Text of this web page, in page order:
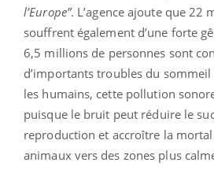
l’Europe”. L’agence ajoute que 22
souffrent également d’une forte
6,5 millions de personnes sont
d’importants troubles du
les humains, cette pollution
puisque le bruit peut réduire le
reproduction et accroître la
animaux vers des zones plus